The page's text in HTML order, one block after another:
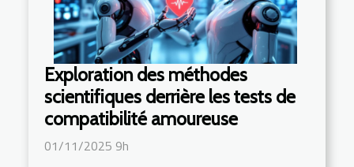
Exploration des méthodes
scientifiques derrière les tests de
compatibilité amoureuse
01/11/2025 9h